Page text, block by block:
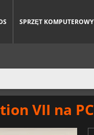
SPRZĘT KOMPUTEROWY
VII na PC